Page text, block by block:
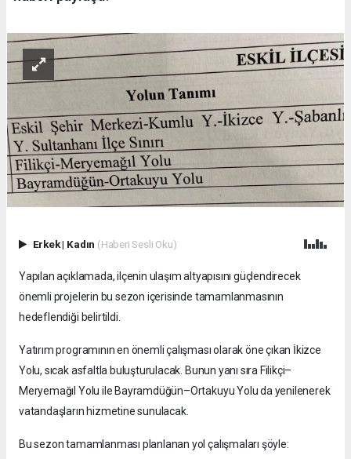
Erkek| Kadın (Haberi Sesli Oku)
Yapılan açıklamada, ilçenin ulaşım altyapısını güçlendirecek
önemli projelerin bu sezon içerisinde tamamlanmasının
hedeflendiği belirtildi.
Yatırım programının en önemli çalışması olarak öne çıkan İkizce
Yolu, sıcak asfaltla buluşturulacak. Bunun yanı sıra Filikçi–
Meryemağıl Yolu ile Bayramdüğün–Ortakuyu Yolu da yenilenerek
vatandaşların hizmetine sunulacak.
Bu sezon tamamlanması planlanan yol çalışmaları şöyle: